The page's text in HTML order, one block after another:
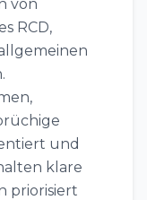
von
RCD,
und
klare
priorisiert